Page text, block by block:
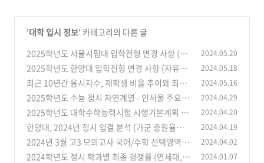
'대학 입시 정보' 카테고리의 다른 글
2025학년도 서울시립대 입학전형 변경 사항 (자
유전공학부 모집 인원 확대 : '24년 30명에서 '25
년 78명으로 48명 증원 / 첨단융합학부 신설 / 정
시모집 탐구 가산점 부여)
2024.05.20
2025학년도 한양대 입학전형 변경 사항 (자유전
공 한양인터칼리지 신설 및 정시 다군 배치) - 주
요 인서울 대학 입학전형 시행계획 현황 (한양대,
건국대, 시립대 , 홍익대 업데이트)
2024.05.18
최근 10년간 응시자수, 재학생 비율 추이와 최근
3개년(2022-2024 수능) 수학 정답률과 등급 관
계 추정 (연도별 출생아수 감소 참고)
(2)
2024.05.16
2025학년도 수능 정시 자연계열 - 인서울 주요
대학별 과목 비중 정리 (연고대, 서성한, 중경시,
건동홍, 이대/숙대) : 필수 과목/가산점
(0)
2024.04.29
2025학년도 대학수학능력시험 시행기본계획 (3
월 28일 교육부 발표)
(1)
2024.04.20
한양대, 2024년 정시 입결 분석 (가군 충원율은
낮고, 나군 충원율은 높음) (0)
2024.04.19
2024년 3월 고3 모의고사 국어/수학 선택영역별
등급컷 비교 (메가스터디, EBSi, 종로학원, 대성
2024.04.02
2024학년도 정시 학과별 최종 경쟁률 (연세대,
2024.01.07